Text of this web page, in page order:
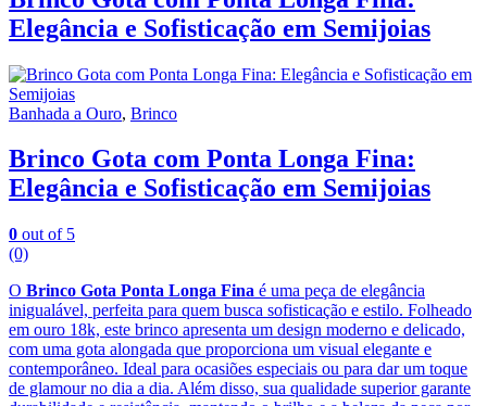
Elegância e Sofisticação em Semijoias
Banhada a Ouro, Brinco
Brinco Gota com Ponta Longa Fina:
Elegância e Sofisticação em Semijoias
0 out of 5
(0)
O Brinco Gota Ponta Longa Fina é uma peça de elegância
inigualável, perfeita para quem busca sofisticação e estilo. Folheado
em ouro 18k, este brinco apresenta um design moderno e delicado,
com uma gota alongada que proporciona um visual elegante e
contemporâneo. Ideal para ocasiões especiais ou para dar um toque
de glamour no dia a dia. Além disso, sua qualidade superior garante